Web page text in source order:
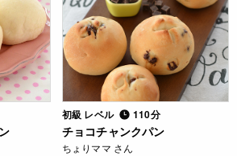
初級 レベル 110分
チョコチャンクパン
ちょりママ さん